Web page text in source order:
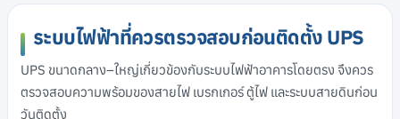
ระบบไฟฟ้าที่ควรตรวจสอบก่อนติดตั้ง UPS
UPS ขนาดกลาง–ใหญ่เกี่ยวข้องกับระบบไฟฟ้าอาคารโดยตรง จึงควร
ตรวจสอบความพร้อมของสายไฟ เบรกเกอร์ ตู้ไฟ และระบบสายดินก่อน
วันติดตั้ง